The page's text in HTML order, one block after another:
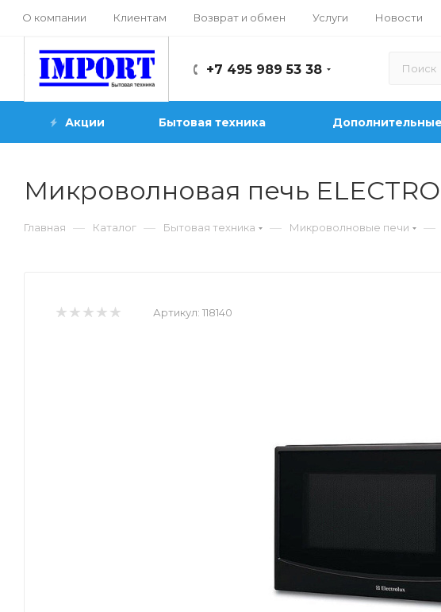
О компании Клиентам Возврат и обмен Услуги Новости
+7 495 989 53 38
Акции Бытовая техника
Микроволновая печь
Главная — Каталог — Бытовая техника — Микроволновые печи —
Артикул: 118140